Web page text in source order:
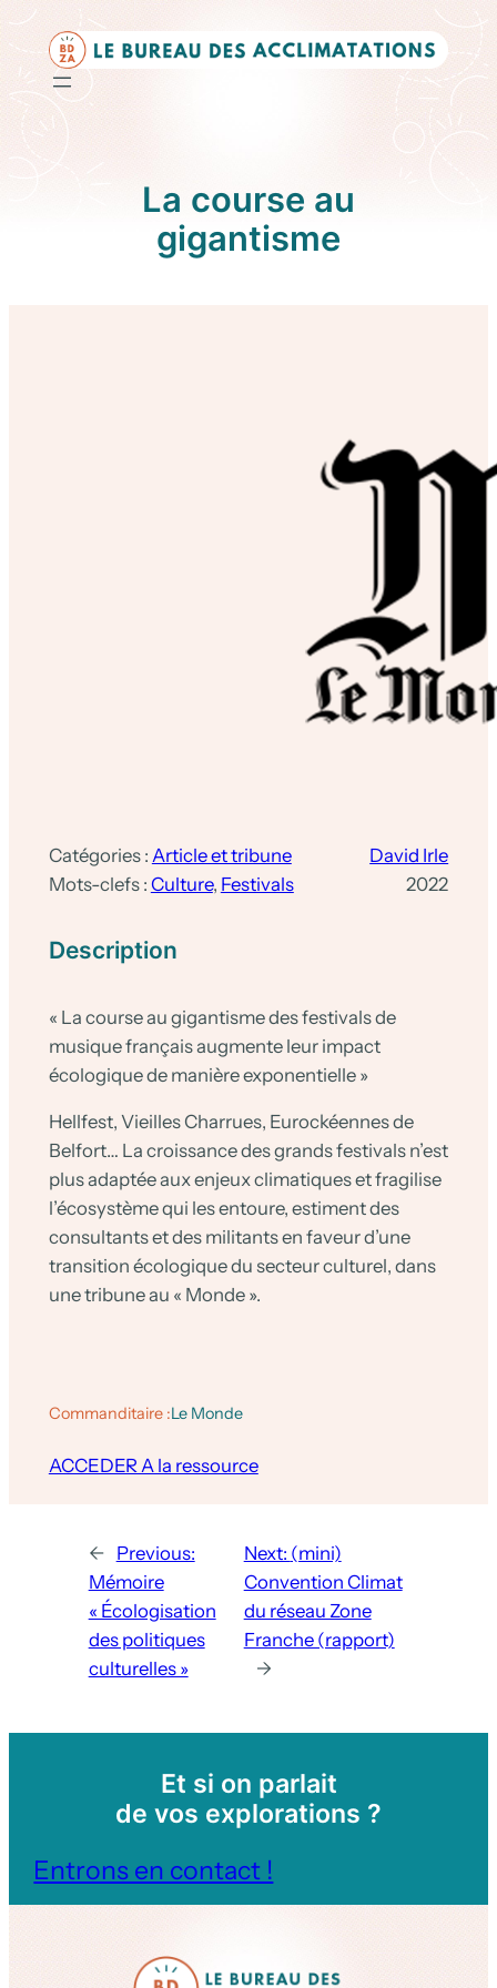
Aller
au
contenu
La course au
gigantisme
Catégories : Article et tribune
David Irle
Mots-clefs : Culture, Festivals 2022
Description
« La course au gigantisme des festivals de
musique français augmente leur impact
écologique de manière exponentielle »
Hellfest, Vieilles Charrues, Eurockéennes de
Belfort… La croissance des grands festivals n’est
plus adaptée aux enjeux climatiques et fragilise
l’écosystème qui les entoure, estiment des
consultants et des militants en faveur d’une
transition écologique du secteur culturel, dans
une tribune au « Monde ».
Commanditaire :Le Monde
ACCEDER A la ressource
←
Previous:
Mémoire
« Écologisation
des politiques
culturelles »
Next: (mini)
Convention Climat
du réseau Zone
Franche (rapport)
→
Et si on parlait
de vos explorations ?
Entrons en contact !